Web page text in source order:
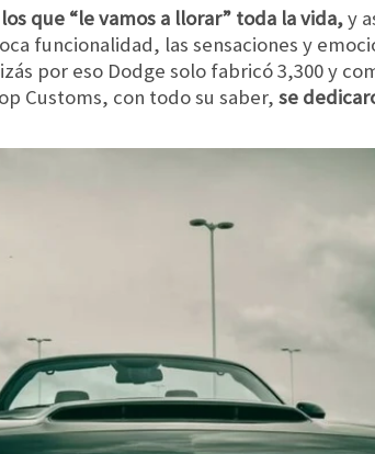
que “le vamos a llorar” toda la vida,y
funcionalidad, las sensaciones y
por eso Dodge solo fabricó 3,300 y
Customs, con todo su saber, se